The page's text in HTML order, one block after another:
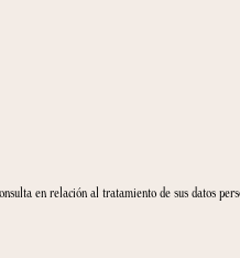
siempre cumpliendo la
de tratarlos.
que se encuentran a continuación: